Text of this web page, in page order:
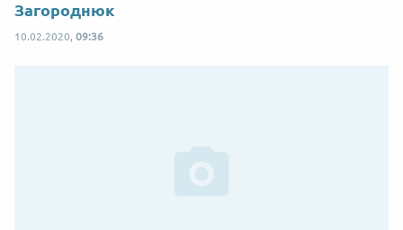
Загороднюк
10.02.2020, 09:36